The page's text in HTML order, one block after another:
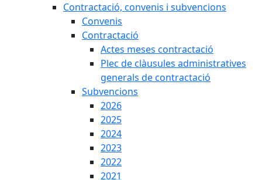
Contractació, convenis i subvencions
Convenis
Contractació
Actes meses contractació
Plec de clàusules administratives
generals de contractació
Subvencions
2026
2025
2024
2023
2022
2021